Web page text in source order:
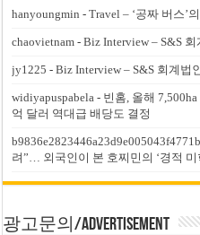
hanyoungmin -Travel – ‘공짜 버스’
chaovietnam -Biz Interview – S&S
jy1225 -Biz Interview – S&S 회계법
widiyapuspabela - 빈홈, 올해
억 달러 역대급 배당도 결정
려”… 외국인이 본 호찌민의 ‘경적 미
광고문의/Advertisement